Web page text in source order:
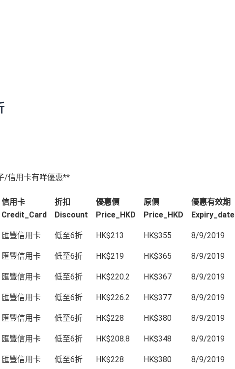
/信用卡有咩優惠**
信用卡
Credit_Card
折扣
Discount
優惠價
Price_HKD
原價
Price_HKD
優惠有效期
Expiry_date
匯豐信用卡 低至6折 HK$213 HK$355 8/9/2019
匯豐信用卡 低至6折 HK$219 HK$365 8/9/2019
匯豐信用卡 低至6折 HK$220.2 HK$367 8/9/2019
匯豐信用卡 低至6折 HK$226.2 HK$377 8/9/2019
匯豐信用卡 低至6折 HK$228 HK$380 8/9/2019
匯豐信用卡 低至6折 HK$208.8 HK$348 8/9/2019
匯豐信用卡 低至6折 HK$228 HK$380 8/9/2019